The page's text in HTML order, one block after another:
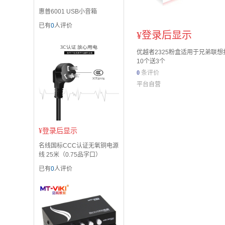
惠普6001 USB小音箱
已有0人评价
¥登录后显示
名线国标CCC认证无氧铜电源
线 25米（0.75品字口）
已有0人评价
¥登录后显示
优越者2325粉盒适用于兄弟联想
10个送3个
0 条评价
平台自营